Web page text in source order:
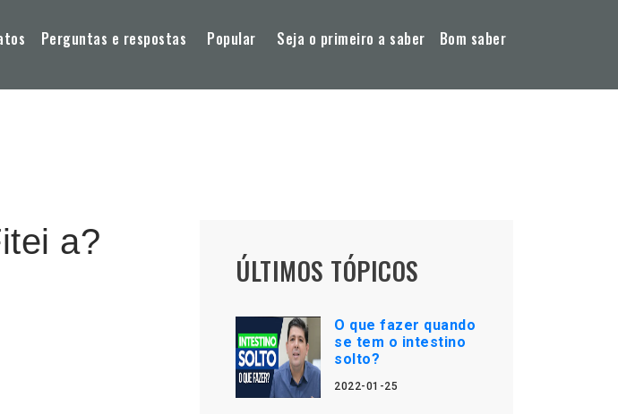
Perguntas e respostas Popular Seja o primeiro a saber Bom saber
a?
ÚLTIMOS TÓPICOS
O que fazer quando
se tem o intestino
solto?
2022-01-25